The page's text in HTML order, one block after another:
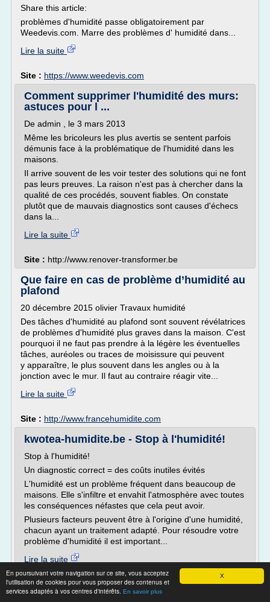
X
En poursuivant votre navigation sur ce site, vous acceptez
l'utilisation de cookies pour vous proposer des contenus et
services adaptés à vos centres d'intérêts. En savoir plus
Share this article:
problèmes d'humidité passe obligatoirement par
Weedevis.com. Marre des problèmes d' humidité dans...
Lire la suite
Site : https://www.weedevis.com
Comment supprimer l'humidité des murs:
astuces pour l ...
De admin , le 3 mars 2013
Même les bricoleurs les plus avertis se sentent parfois
démunis face à la problématique de l'humidité dans les
maisons.
Il arrive souvent de les voir tester des solutions qui ne font
pas leurs preuves. La raison n'est pas à chercher dans la
qualité de ces procédés, souvent fiables. On constate
plutôt que de mauvais diagnostics sont causes d'échecs
dans la...
Lire la suite
Site : http://www.renover-transformer.be
Que faire en cas de problème d’humidité au
plafond
20 décembre 2015 olivier Travaux humidité
Des tâches d'humidité au plafond sont souvent révélatrices
de problèmes d'humidité plus graves dans la maison. C'est
pourquoi il ne faut pas prendre à la légère les éventuelles
tâches, auréoles ou traces de moisissure qui peuvent
y apparaître, le plus souvent dans les angles ou à la
jonction avec le mur. Il faut au contraire réagir vite...
Lire la suite
Site : http://www.francehumidite.com
kwotea-humidite.be - Stop à l'humidité!
Stop à l'humidité!
Un diagnostic correct = des coûts inutiles évités
L'humidité est un problème fréquent dans beaucoup de
maisons. Elle s'infiltre et envahit l'atmosphère avec toutes
les conséquences néfastes que cela peut avoir.
Plusieurs facteurs peuvent être à l'origine d'une humidité,
chacun ayant un traitement adapté. Pour résoudre votre
problème d'humidité il est important...
Lire la suite
Site :http://kwotea-humidite.be